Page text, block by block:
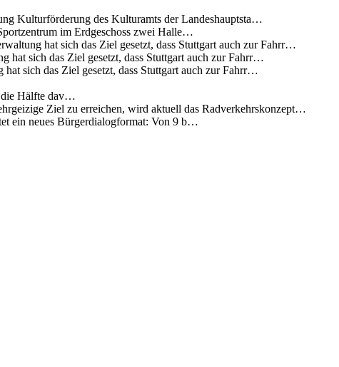
Kulturförderung des Kulturamts der Landeshauptsta…
im Erdgeschoss zwei Halle…
hat sich das Ziel gesetzt, dass Stuttgart auch zur Fahrr…
sich das Ziel gesetzt, dass Stuttgart auch zur Fahrr…
sich das Ziel gesetzt, dass Stuttgart auch zur Fahrr…
die Hälfte dav…
Ziel zu erreichen, wird aktuell das Radverkehrskonzept…
ein neues Bürgerdialogformat: Von 9 b…